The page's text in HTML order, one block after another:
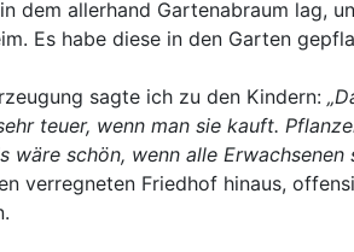
dem allerhand Gartenabraum lag,
Es habe diese in den Garten
sagte ich zu den Kindern:
teuer, wenn man sie kauft.
wäre schön, wenn alle
verregneten Friedhof hinaus,